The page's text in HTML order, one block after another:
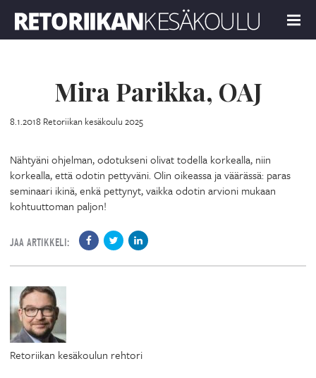
MENU
Mira Parikka, OAJ
8.1.2018 Retoriikan kesäkoulu 2025
Nähtyäni ohjelman, odotukseni olivat todella korkealla, niin
korkealla, että odotin pettyväni. Olin oikeassa ja väärässä: paras
seminaari ikinä, enkä pettynyt, vaikka odotin arvioni mukaan
kohtuuttoman paljon!
JAA ARTIKKELI:
Retoriikan kesäkoulun rehtori